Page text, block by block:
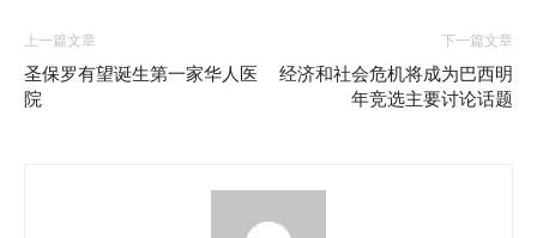
上一篇文章
圣保罗有望诞生第一家华人医
院
下一篇文章
经济和社会危机将成为巴西明
年竞选主要讨论话题